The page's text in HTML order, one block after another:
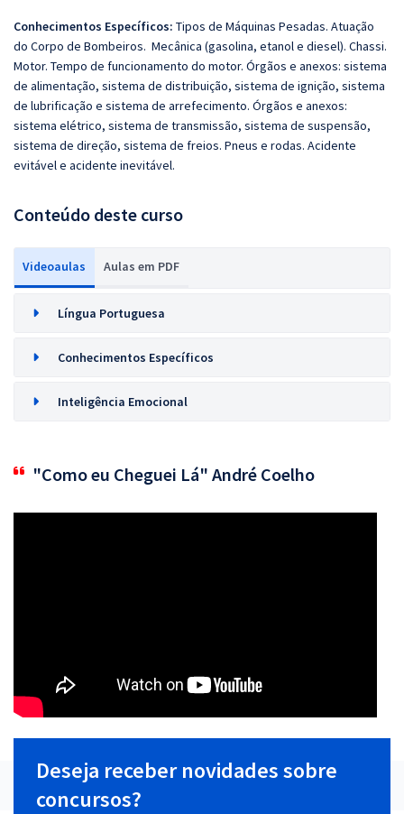
Conhecimentos Específicos: Tipos de Máquinas Pesadas. Atuação
do Corpo de Bombeiros. Mecânica (gasolina, etanol e diesel). Chassi.
Motor. Tempo de funcionamento do motor. Órgãos e anexos: sistema
de alimentação, sistema de distribuição, sistema de ignição, sistema
de lubrificação e sistema de arrefecimento. Órgãos e anexos:
sistema elétrico, sistema de transmissão, sistema de suspensão,
sistema de direção, sistema de freios. Pneus e rodas. Acidente
evitável e acidente inevitável.
Conteúdo deste curso
Videoaulas Aulas em PDF
Língua Portuguesa
Conhecimentos Específicos
Inteligência Emocional
"Como eu Cheguei Lá" André Coelho
Deseja receber novidades sobre
concursos?